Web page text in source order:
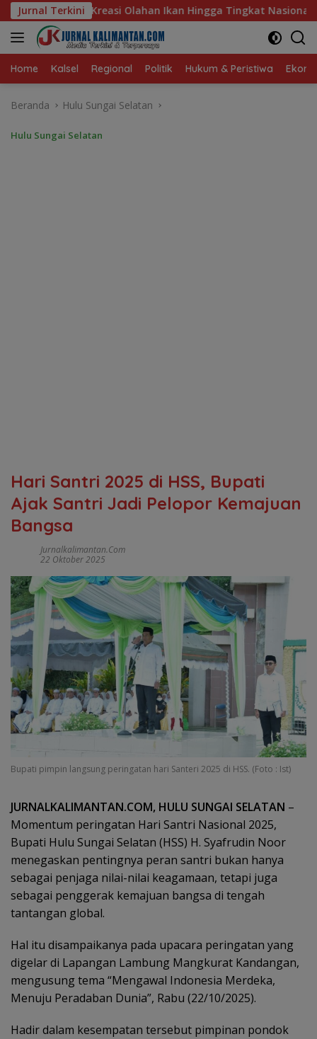
Langsung
ke
konten
Jurnal Terkini
Hingga Tingkat Nasional Pada Lomba Masak Serba Ikan
Home Kalsel Regional Politik Hukum & Peristiwa
Beranda Hulu Sungai Selatan
Hulu Sungai Selatan
Hari Santri 2025 di HSS, Bupati
Ajak Santri Jadi Pelopor Kemajuan
Bangsa
Jurnalkalimantan.com
22 Oktober 2025
Bupati pimpin langsung peringatan hari Santeri 2025 di HSS. (Foto : Ist)
JURNALKALIMANTAN.COM, HULU SUNGAI SELATAN –
Momentum peringatan Hari Santri Nasional 2025,
Bupati Hulu Sungai Selatan (HSS) H. Syafrudin Noor
menegaskan pentingnya peran santri bukan hanya
sebagai penjaga nilai-nilai keagamaan, tetapi juga
sebagai penggerak kemajuan bangsa di tengah
tantangan global.
Hal itu disampaikanya pada upacara peringatan yang
digelar di Lapangan Lambung Mangkurat Kandangan,
mengusung tema “Mengawal Indonesia Merdeka,
Menuju Peradaban Dunia”, Rabu (22/10/2025).
Hadir dalam kesempatan tersebut pimpinan pondok